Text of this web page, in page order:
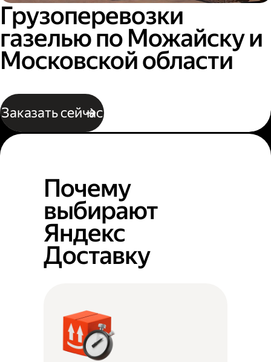
Грузоперевозки
газелью по Можайску и
Московской области
Заказать сейчас
Почему
выбирают
Яндекс
Доставку